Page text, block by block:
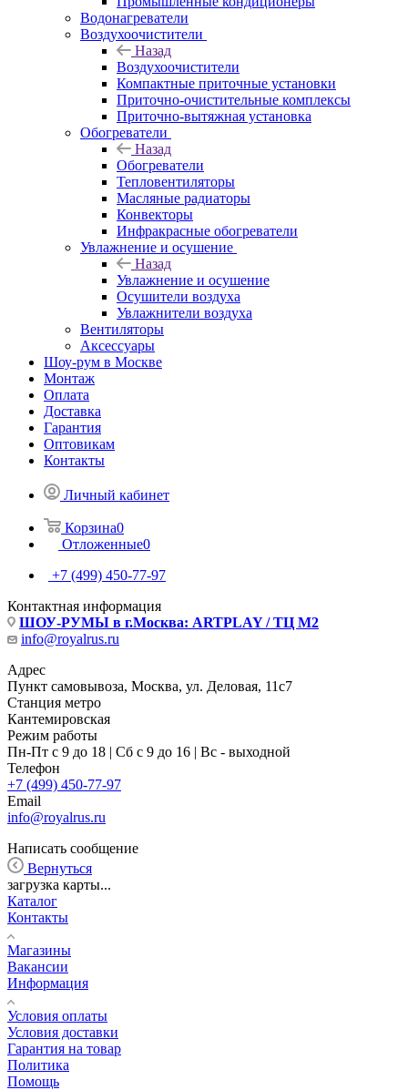
Водонагреватели
Воздухоочистители
Назад
Воздухоочистители
Компактные приточные установки
Приточно-очистительные комплексы
Приточно-вытяжная установка
Обогреватели
Назад
Обогреватели
Тепловентиляторы
Масляные радиаторы
Конвекторы
Инфракрасные обогреватели
Увлажнение и осушение
Назад
Увлажнение и осушение
Осушители воздуха
Увлажнители воздуха
Вентиляторы
Аксессуары
Шоу-рум в Москве
Монтаж
Оплата
Доставка
Гарантия
Оптовикам
Контакты
Личный кабинет
Корзина0
Отложенные0
+7 (499) 450-77-97
Контактная информация
ШОУ-РУМЫ в г.Москва: ARTPLAY / ТЦ М2
info@royalrus.ru
Адрес
Пункт самовывоза, Москва, ул. Деловая, 11с7
Станция метро
Кантемировская
Режим работы
Пн-Пт с 9 до 18 | Сб с 9 до 16 | Вс - выходной
Телефон
+7 (499) 450-77-97
Email
info@royalrus.ru
Написать сообщение
Вернуться
загрузка карты...
Каталог
Контакты
Магазины
Вакансии
Информация
Условия оплаты
Условия доставки
Гарантия на товар
Политика
Помощь